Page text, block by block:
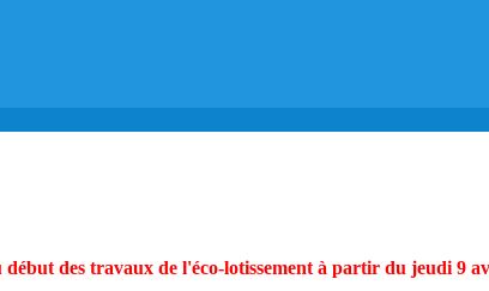
des travaux de l'éco-lotissement à partir du jeudi 9